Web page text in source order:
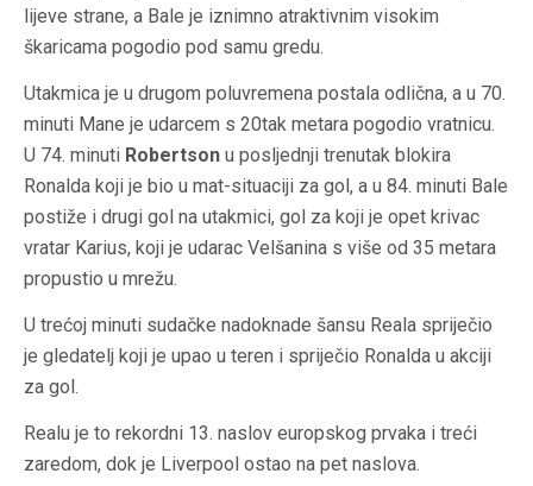
lijeve strane, a Bale je iznimno atraktivnim visokim
škaricama pogodio pod samu gredu.
Utakmica je u drugom poluvremena postala odlična, a u 70.
minuti Mane je udarcem s 20tak metara pogodio vratnicu.
U 74. minuti Robertson u posljednji trenutak blokira
Ronalda koji je bio u mat-situaciji za gol, a u 84. minuti Bale
postiže i drugi gol na utakmici, gol za koji je opet krivac
vratar Karius, koji je udarac Velšanina s više od 35 metara
propustio u mrežu.
U trećoj minuti sudačke nadoknade šansu Reala spriječio
je gledatelj koji je upao u teren i spriječio Ronalda u akciji
za gol.
Realu je to rekordni 13. naslov europskog prvaka i treći
zaredom, dok je Liverpool ostao na pet naslova.